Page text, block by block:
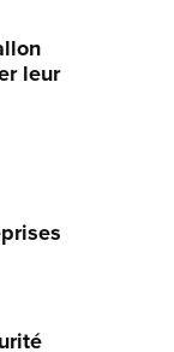
leur